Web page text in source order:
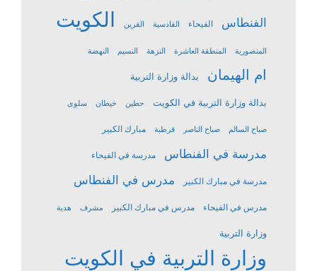
الفنطاس الفيحاء القادسية القرين الكويت
المنصورية المنطقة العاشرة النزهة النسيم النهضة
ام الهيمان بدالة وزارة التربية
بدالة وزارة التربية في الكويت حطين خيطان سلوى
صباح السالم صباح الناصر قرطبة مبارك الكبير
مدرسة في الفنطاس مدرسة في الفيحاء
مدرسة في مبارك الكبير مدرس في الفنطاس
مدرس في الفيحاء مدرس في مبارك الكبير مشرف هدية
وزارة التربية
وزارة التربية في الكويت